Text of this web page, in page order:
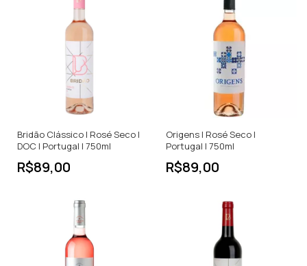
Bridão Clássico | Rosé Seco |
DOC | Portugal | 750ml
R$89,00
Origens | Rosé Seco |
Portugal | 750ml
R$89,00